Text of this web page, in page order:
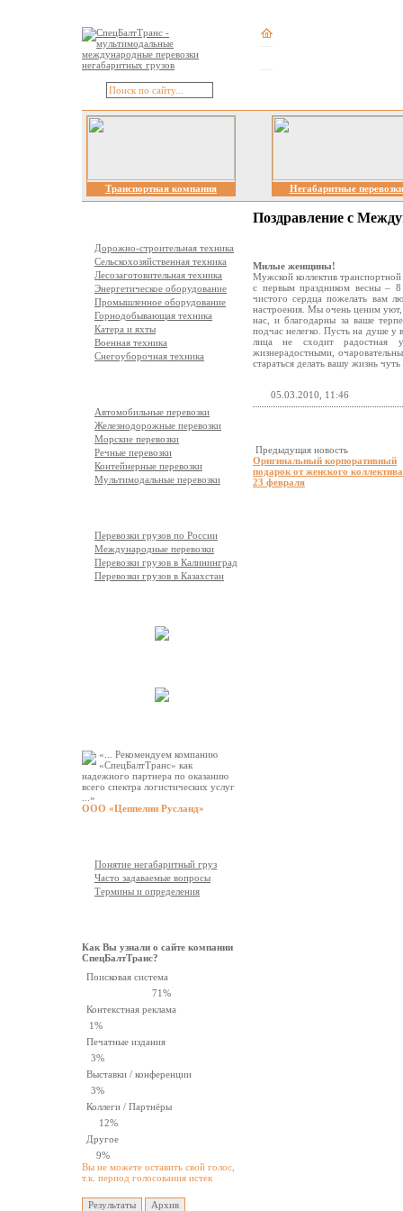
Транспортная компания Негабаритные перевозки
Дорожно-строительная техника
Сельскохозяйственная техника
Лесозаготовительная техника
Энергетическое оборудование
Промышленное оборудование
Горнодобывающая техника
Катера и яхты
Военная техника
Снегоуборочная техника
Автомобильные перевозки
Железнодорожные перевозки
Морские перевозки
Речные перевозки
Контейнерные перевозки
Мультимодальные перевозки
Перевозки грузов по России
Международные перевозки
Перевозки грузов в Калининград
Перевозки грузов в Казахстан
«... Рекомендуем компанию
«СпецБалтТранс» как
надежного партнера по оказанию
всего спектра логистических услуг
...»
ООО «Цеппелин Русланд»
Понятие негабаритный груз
Часто задаваемые вопросы
Термины и определения
Как Вы узнали о сайте компании
СпецБалтТранс?
Поисковая система
71%
Контекстная реклама
1%
Печатные издания
3%
Выставки / конференции
3%
Коллеги / Партнёры
12%
Другое
9%
Вы не можете оставить свой голос,
т.к. период голосования истек
Поздравление с
Милые женщины!
Мужской коллектив
с первым праздником весны –
чистого сердца пожелать вам
настроения. Мы очень ценим
нас, и благодарны за ваше
подчас нелегко. Пусть на душе у
лица не сходит радостная
жизнерадостными,
стараться делать вашу жизнь
05.03.2010, 11:46
Предыдущая новость
Оригинальный корпоративный
подарок от женского
23 февраля